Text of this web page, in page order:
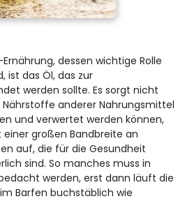
Ernährung, dessen wichtige Rolle
ist das Öl, das zur
werden sollte. Es sorgt nicht
anderer Nahrungsmittel
und verwertet werden können,
großen Bandbreite an
auf, die für die Gesundheit
sind. So manches muss in
werden, erst dann läuft die
Barfen buchstäblich wie